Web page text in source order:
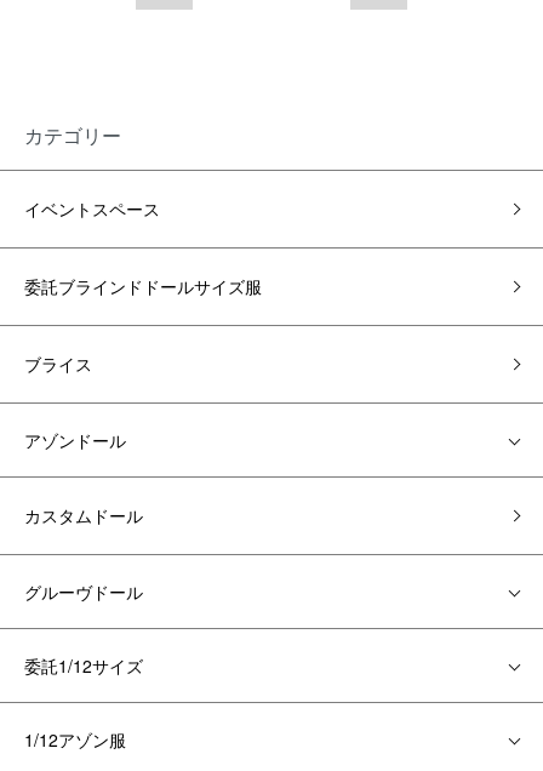
カテゴリー
イベントスペース
委託ブラインドドールサイズ服
ブライス
アゾンドール
カスタムドール
グルーヴドール
委託1/12サイズ
1/12アゾン服